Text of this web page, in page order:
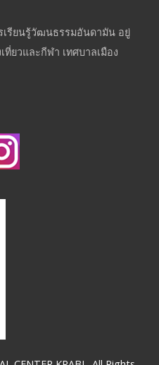
เรียนรู้วัฒนธรรมอันดามัน อยู่
ยวและกีฬา เทศบาลเมือง